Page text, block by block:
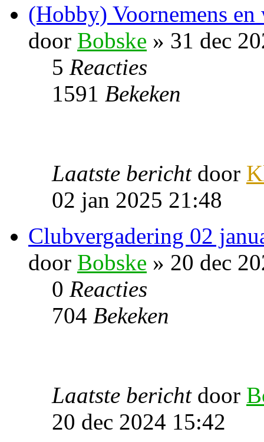
(Hobby) Voornemens
door Bobske » 31 dec
5 Reacties
1591 Bekeken
Laatste bericht door
02 jan 2025 21:48
Clubvergadering 02
door Bobske » 20 dec
0 Reacties
704 Bekeken
Laatste bericht door
20 dec 2024 15:42